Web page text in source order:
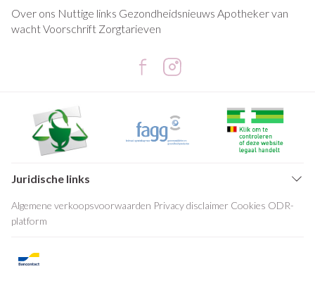
Over ons Nuttige links Gezondheidsnieuws Apotheker van
wachtVoorschrift Zorgtarieven
Juridische links
Algemene verkoopsvoorwaarden Privacy disclaimer Cookies ODR-
platform